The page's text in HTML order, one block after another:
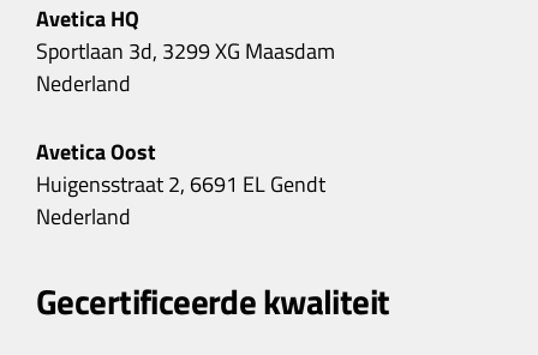
Avetica HQ
Sportlaan 3d, 3299 XG Maasdam
Nederland
Avetica Oost
Huigensstraat 2, 6691 EL Gendt
Nederland
Gecertificeerde kwaliteit